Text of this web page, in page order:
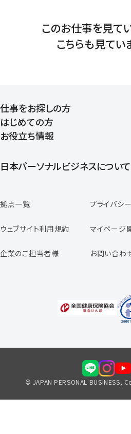
このお仕事を見て
こちらも見てい
仕事をお探しの方
はじめての方
登録から就業開始までの流れ
お役立ち情報
日本パーソナルビジネスについて
スタッフの声
専任コンサルタントの声
福利厚生のご案内
拠点一覧 プライバシ
ウェブサイト利用規約 マイページ
企業のご担当者様 お問い合わ
© JAPAN PERSONAL BUSINESS,